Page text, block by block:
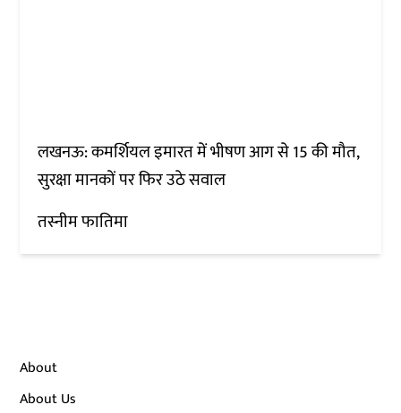
लखनऊ: कमर्शियल इमारत में भीषण आग से 15 की मौत,
सुरक्षा मानकों पर फिर उठे सवाल
तस्नीम फातिमा
About
About Us